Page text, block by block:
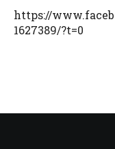
https://
1627389/?t=0